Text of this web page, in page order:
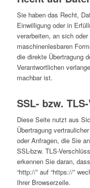
Sie haben das Recht,
Einwilligung oder in
verarbeiten, an sich
maschinenlesbaren
die direkte Übertragung
Verantwortlichen
machbar ist.
SSL- bzw.
Diese Seite nutzt aus
Übertragung
oder Anfragen, die Sie
SSL-bzw. TLS-
erkennen Sie daran,
“http://” auf “https://”
Ihrer Browserzeile.